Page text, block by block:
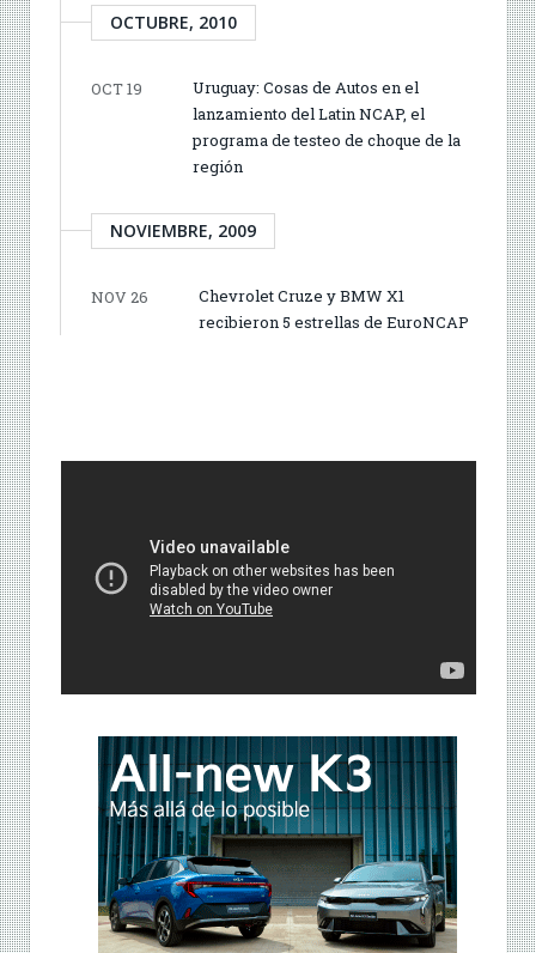
OCTUBRE, 2010
OCT 19
Uruguay: Cosas de Autos en el
lanzamiento del Latin NCAP, el
programa de testeo de choque de la
región
NOVIEMBRE, 2009
NOV 26
Chevrolet Cruze y BMW X1
recibieron 5 estrellas de EuroNCAP